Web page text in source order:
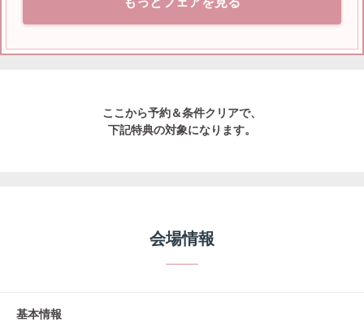
ここから予約＆条件クリアで、
下記特典の対象になります。
会場情報
基本情報